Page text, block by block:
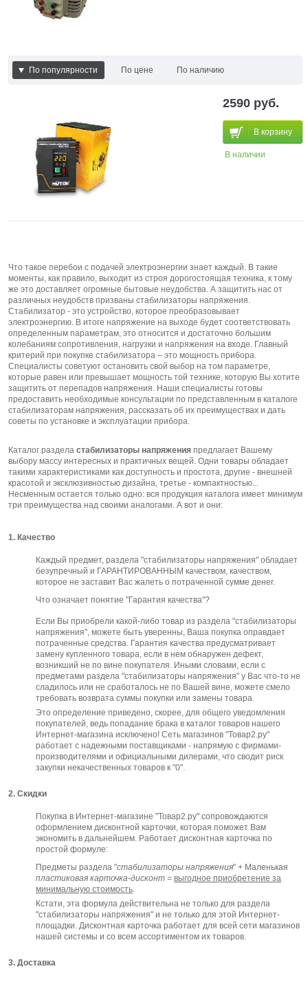
По популярности По цене
По наличию
2590 руб.
В корзину
В наличии
Что такое перебои с подачей электроэнергии знает каждый. В такие
моменты, как правило, выходит из строя дорогостоящая техника, к тому
же это доставляет огромные бытовые неудобства. А защитить нас от
различных неудобств призваны стабилизаторы напряжения.
Стабилизатор - это устройство, которое преобразовывает
электроэнергию. В итоге напряжение на выходе будет соответствовать
определенным параметрам, это относится и достаточно большим
колебаниям сопротивления, нагрузки и напряжения на входе. Главный
критерий при покупке стабилизатора – это мощность прибора.
Специалисты советуют остановить свой выбор на том параметре,
которые равен или превышает мощность той технике, которую Вы хотите
защитить от перепадов напряжения. Наши специалисты готовы
предоставить необходимые консультации по представленным в каталоге
стабилизаторам напряжения, рассказать об их преимуществах и дать
советы по установке и эксплуатации прибора.
Каталог раздела стабилизаторы напряжения предлагает Вашему
выбору массу интересных и практичных вещей. Одни товары обладает
такими характеристиками как доступность и простота, другие - внешней
красотой и эксклюзивностью дизайна, третье - компактностью...
Несменным остается только одно: вся продукция каталога имеет минимум
три преимущества над своими аналогами. А вот и они:
1. Качество
Каждый предмет, раздела "стабилизаторы напряжения" обладает
безупречный и ГАРАНТИРОВАННЫМ качеством, качеством,
которое не заставит Вас жалеть о потраченной сумме денег.
Что означает понятие "Гарантия качества"?
Если Вы приобрели какой-либо товар из раздела "стабилизаторы
напряжения", можете быть уверенны, Ваша покупка оправдает
потраченные средства. Гарантия качества предусматривает
замену купленного товара, если в нем обнаружен дефект,
возникший не по вине покупателя. Иными словами, если с
предметами раздела "стабилизаторы напряжения" у Вас что-то не
сладилось или не сработалось не по Вашей вине, можете смело
требовать возврата суммы покупки или замены товара.
Это определение приведено, скорее, для общего уведомления
покупателей, ведь попадание брака в каталог товаров нашего
Интернет-магазина исключено! Сеть магазинов "Товар2.ру"
работает с надежными поставщиками - напрямую с фирмами-
производителями и официальными дилерами, что сводит риск
закупки некачественных товаров к "0".
2. Скидки
Покупка в Интернет-магазине "Товар2.ру" сопровождаются
оформлением дисконтной карточки, которая поможет Вам
экономить в дальнейшем. Работает дисконтная карточка по
простой формуле:
Предметы раздела "стабилизаторы напряжения" + Маленькая
пластиковая карточка-дисконт = выгодное приобретение за
минимальную стоимость.
Кстати, эта формула действительна не только для раздела
"стабилизаторы напряжения" и не только для этой Интернет-
площадки. Дисконтная карточка работает для всей сети магазинов
нашей системы и со всем ассортиментом их товаров.
3. Доставка